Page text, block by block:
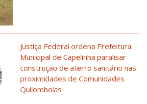
Justiça Federal ordena Prefeitura
Municipal de Capelinha paralisar
construção de aterro sanitário nas
proximidades de Comunidades
Quilombolas